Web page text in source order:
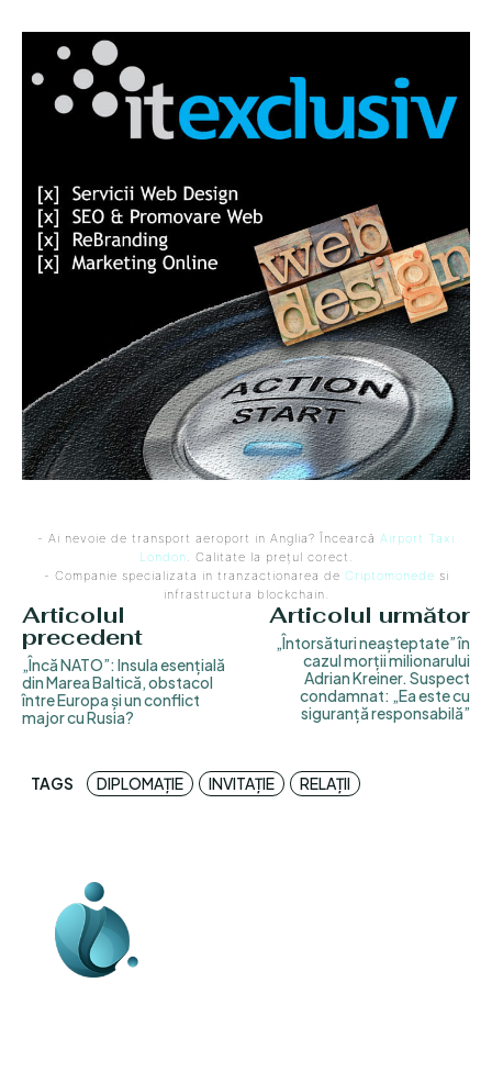
- Ai nevoie de transport aeroport in Anglia? Încearcă Airport Taxi
London. Calitate la prețul corect.
- Companie specializata in tranzactionarea de Criptomonede si
infrastructura blockchain.
Articolul
precedent
„Încă NATO”: Insula esențială
din Marea Baltică, obstacol
între Europa și un conflict
major cu Rusia?
Articolul următor
„Întorsături neașteptate” în
cazul morții milionarului
Adrian Kreiner. Suspect
condamnat: „Ea este cu
siguranță responsabilă”
TAGS DIPLOMAȚIE INVITAȚIE RELAȚII